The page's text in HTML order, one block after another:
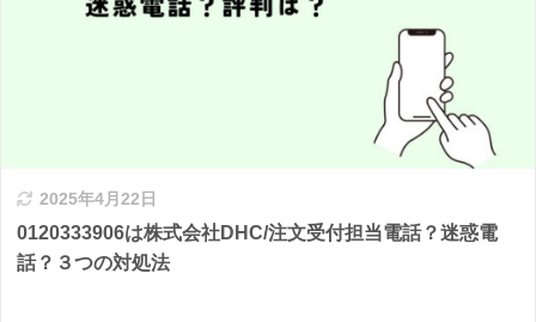
2025年4月22日
0120333906は株式会社DHC/注文受付担当電話？迷惑電
話？３つの対処法